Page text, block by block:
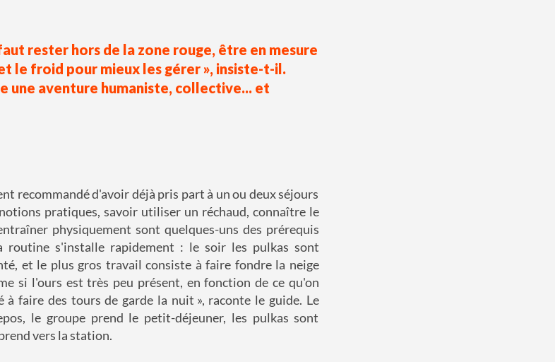
rester hors de la zone rouge, être en mesure
le froid pour mieux les gérer », insiste-t-il.
une aventure humaniste, collective... et
recommandé d'avoir déjà pris part à un ou deux séjours
pratiques, savoir utiliser un réchaud, connaître le
physiquement sont quelques-uns des prérequis
routine s'installe rapidement : le soir les pulkas sont
et le plus gros travail consiste à faire fondre la neige
si l'ours est très peu présent, en fonction de ce qu'on
à faire des tours de garde la nuit », raconte le guide. Le
le groupe prend le petit-déjeuner, les pulkas sont
vers la station.